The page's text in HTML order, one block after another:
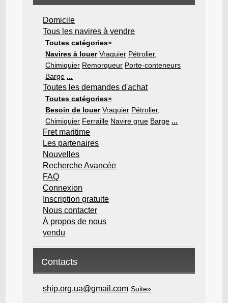
Domicile
Tous les navires à vendre
Toutes catégories»
Navires à louer Vraquier Pétrolier,
Chimiquier Remorqueur Porte-conteneurs
Barge ...
Toutes les demandes d'achat
Toutes catégories»
Besoin de louer Vraquier Pétrolier,
Chimiquier Ferraille Navire grue Barge ...
Fret maritime
Les partenaires
Nouvelles
Recherche Avancée
FAQ
Connexion
Inscription gratuite
Nous contacter
À propos de nous
vendu
Contacts
ship.org.ua@gmail.com Suite»